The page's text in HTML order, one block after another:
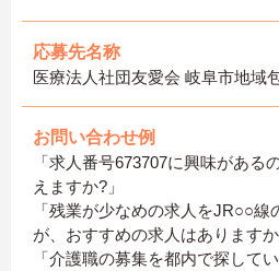
応募先名称
医療法人社団友愛会 岐阜市地域
お問い合わせ例
「求人番号673707に興味がある
えますか?」
「残業が少なめの求人をJR○○
が、おすすめの求人はありますか
「介護職の募集を都内で探して